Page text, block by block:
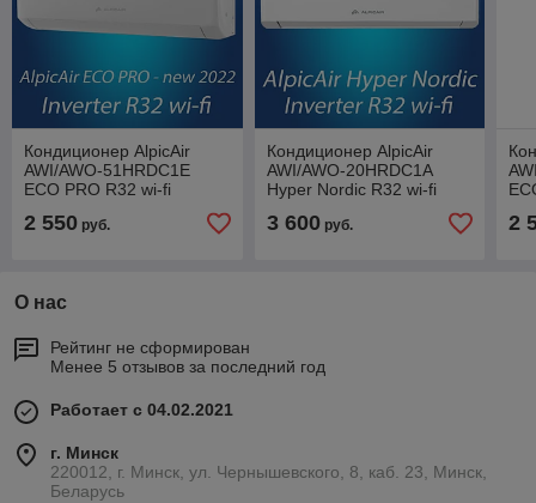
Кондиционер AlpicAir
AWI/AWO-51HRDC1E
ECO PRO R32 wi-fi
2 550 руб.
Кондиционер AlpicAir
AWI/AWO-20HRDC1A
Hyper Nordic R32 wi-fi
3 600руб. 2
О нас
Рейтинг не сформирован
Менее 5 отзывов за последний год
Работает с 04.02.2021
г. Минск
220012, г. Минск, ул. Чернышевского, 8, каб. 23, Минск,
Беларусь